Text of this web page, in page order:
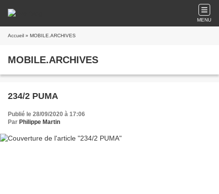
MENU
Accueil » MOBILE.ARCHIVES
MOBILE.ARCHIVES
234/2 PUMA
Publié le 28/09/2020 à 17:06
Par Philippe Martin